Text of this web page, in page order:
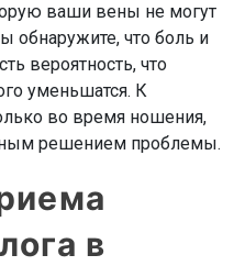
ваши вены не могут
обнаружите, что боль и
вероятность, что
уменьшатся. К
во время ношения,
решением проблемы.
в